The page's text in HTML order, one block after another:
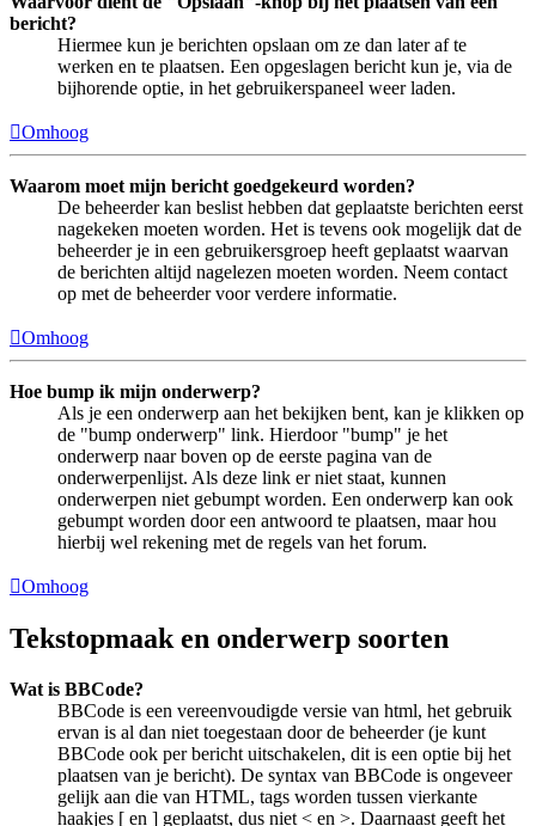
bericht?
Hiermee kun je berichten opslaan om ze dan later af te
werken en te plaatsen. Een opgeslagen bericht kun je, via de
bijhorende optie, in het gebruikerspaneel weer laden.
Omhoog
Waarom moet mijn bericht goedgekeurd worden?
De beheerder kan beslist hebben dat geplaatste berichten eerst
nagekeken moeten worden. Het is tevens ook mogelijk dat de
beheerder je in een gebruikersgroep heeft geplaatst waarvan
de berichten altijd nagelezen moeten worden. Neem contact
op met de beheerder voor verdere informatie.
Omhoog
Hoe bump ik mijn onderwerp?
Als je een onderwerp aan het bekijken bent, kan je klikken op
de "bump onderwerp" link. Hierdoor "bump" je het
onderwerp naar boven op de eerste pagina van de
onderwerpenlijst. Als deze link er niet staat, kunnen
onderwerpen niet gebumpt worden. Een onderwerp kan ook
gebumpt worden door een antwoord te plaatsen, maar hou
hierbij wel rekening met de regels van het forum.
Omhoog
Tekstopmaak en onderwerp soorten
Wat is BBCode?
BBCode is een vereenvoudigde versie van html, het gebruik
ervan is al dan niet toegestaan door de beheerder (je kunt
BBCode ook per bericht uitschakelen, dit is een optie bij het
plaatsen van je bericht). De syntax van BBCode is ongeveer
gelijk aan die van HTML, tags worden tussen vierkante
haakjes [ en ] geplaatst, dus niet < en >. Daarnaast geeft het